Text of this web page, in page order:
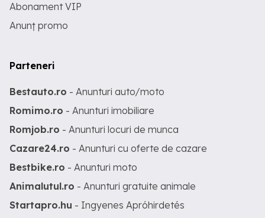
Abonament VIP
Anunț promo
Parteneri
Bestauto.ro - Anunturi auto/moto
Romimo.ro - Anunturi imobiliare
Romjob.ro - Anunturi locuri de munca
Cazare24.ro - Anunturi cu oferte de cazare
Bestbike.ro - Anunturi moto
Animalutul.ro - Anunturi gratuite animale
Startapro.hu - Ingyenes Apróhirdetés